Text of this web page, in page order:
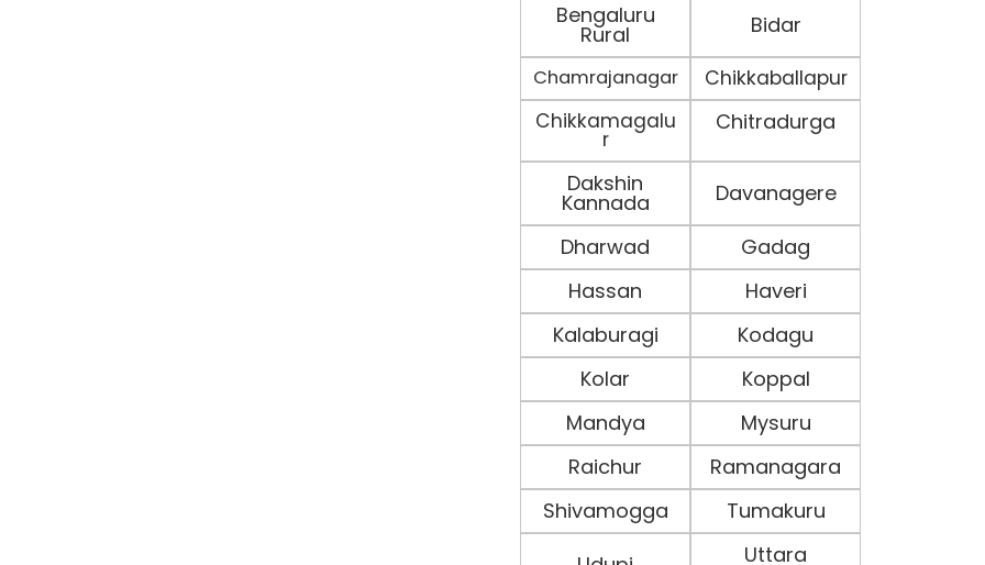
Bengaluru
Rural Bidar
Chamrajanagar
Chikkaballapur
Chikkamagalu
r
Chitradurga
Dakshin
Kannada
Davanagere
Dharwad
Gadag
Hassan
Haveri
Kalaburagi
Kodagu
Kolar
Koppal
Mandya
Mysuru
Raichur
Ramanagara
Shivamogga
Tumakuru
Uttara